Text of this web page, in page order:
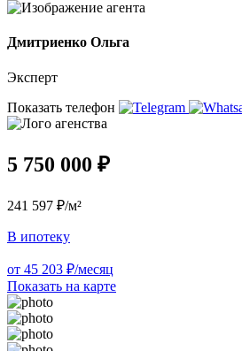
Дмитриенко Ольга
Эксперт
Показать телефон
5 750 000 ₽
241 597 ₽/м²
В ипотеку
от 45 203 ₽/месяц
Показать на карте